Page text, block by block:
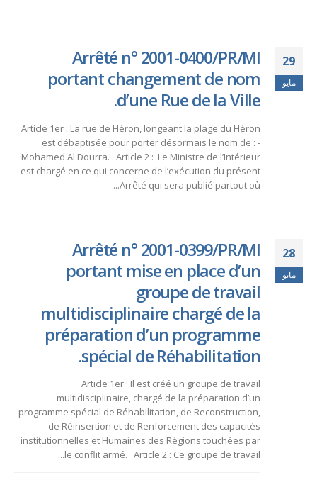
29
مايو
Arrêté n° 2001-0400/PR/MI
portant changement de nom
d’une Rue de la Ville.
Article 1er : La rue de Héron, longeant la plage du Héron
est débaptisée pour porter désormais le nom de : -
Mohamed Al Dourra. Article 2 : Le Ministre de l’Intérieur
est chargé en ce qui concerne de l’exécution du présent
Arrêté qui sera publié partout où...
28
مايو
Arrêté n° 2001-0399/PR/MI
portant mise en place d’un
groupe de travail
multidisciplinaire chargé de la
préparation d’un programme
spécial de Réhabilitation.
Article 1er : Il est créé un groupe de travail
multidisciplinaire, chargé de la préparation d’un
programme spécial de Réhabilitation, de Reconstruction,
de Réinsertion et de Renforcement des capacités
institutionnelles et Humaines des Régions touchées par
le conflit armé. Article 2 : Ce groupe de travail...